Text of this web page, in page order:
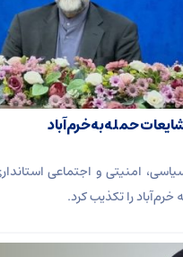
حمله به خرم‌آباد
امنیتی و اجتماعی
را تکذیب کرد.